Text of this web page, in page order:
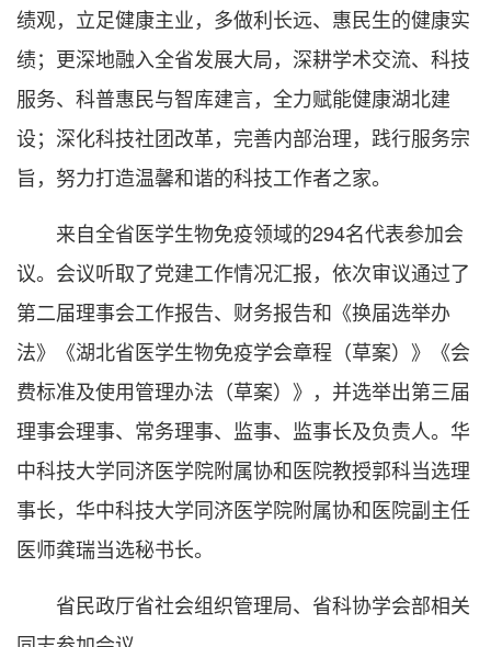
绩观，立足健康主业，多做利长远、惠民生的健康实
绩；更深地融入全省发展大局，深耕学术交流、科技
服务、科普惠民与智库建言，全力赋能健康湖北建
设；深化科技社团改革，完善内部治理，践行服务宗
旨，努力打造温馨和谐的科技工作者之家。
来自全省医学生物免疫领域的294名代表参加会
议。会议听取了党建工作情况汇报，依次审议通过了
第二届理事会工作报告、财务报告和《换届选举办
法》《湖北省医学生物免疫学会章程（草案）》《会
费标准及使用管理办法（草案）》，并选举出第三届
理事会理事、常务理事、监事、监事长及负责人。华
中科技大学同济医学院附属协和医院教授郭科当选理
事长，华中科技大学同济医学院附属协和医院副主任
医师龚瑞当选秘书长。
省民政厅省社会组织管理局、省科协学会部相关